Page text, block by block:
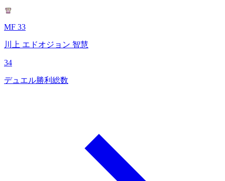
MF 33
川上 エドオジョン 智慧
34
デュエル勝利総数